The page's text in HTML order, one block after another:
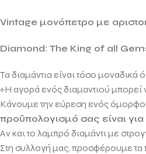
Vintage μονόπετρο με
Diamond: The King of all
Τα διαμάντια είναι τόσο
«Η αγορά ενός διαμαντιού μπορεί
Κάνουμε την εύρεση ενός
προϋπολογισμό σας είναι
Αν και το λαμπρό διαμάντι με
Στη συλλογή μας, προσφέρουμε